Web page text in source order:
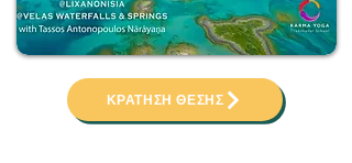
ΚΡΑΤΗΣΗ ΘΕΣΗΣ